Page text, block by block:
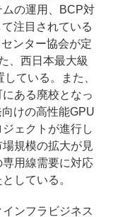
の運用、BCP対
注目されている
ンター協会が定
、西日本最大級
ている。また、
ある廃校となっ
けの高性能GPU
ェクトが進行し
規模の拡大が見
用線需要に対応
している。
ンフラビジネス